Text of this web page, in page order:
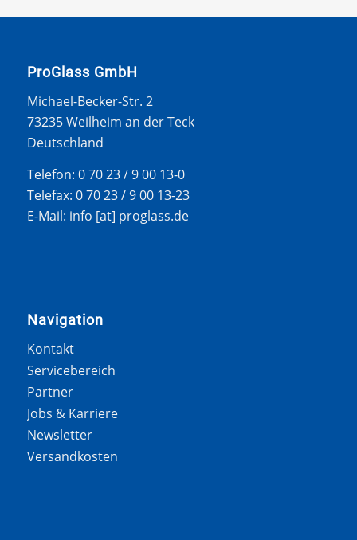
ProGlass GmbH
Michael-Becker-Str. 2
73235 Weilheim an der Teck
Deutschland
Telefon: 0 70 23 / 9 00 13-0
Telefax: 0 70 23 / 9 00 13-23
E-Mail: info [at] proglass.de
Navigation
Kontakt
Servicebereich
Partner
Jobs & Karriere
Newsletter
Versandkosten